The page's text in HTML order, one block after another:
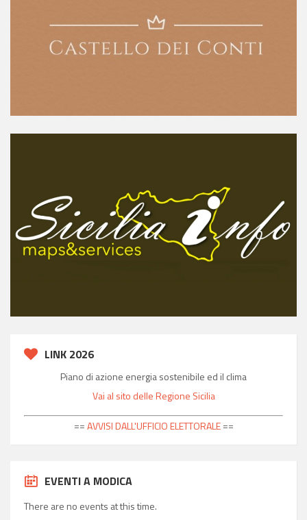
LINK 2026
Piano di azione energia sostenibile ed il clima
Vai al sito delle Regione Sicilia
==AVVISI DALL'UFFICIO ELETTORALE==
EVENTI A MODICA
There are no events at this time.